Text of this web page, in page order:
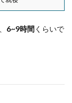
6~9時間 くらいで